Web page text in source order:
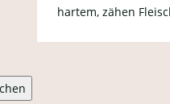
hartem, zähen